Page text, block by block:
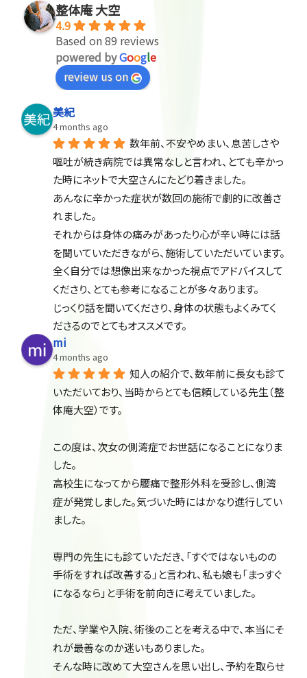
整体庵 大空
4.9
Based on 89 reviews
powered byGoogle
review us on
美紀
4 months ago
数年前、不安やめまい、息苦しさや
嘔吐が続き病院では異常なしと言われ、とても辛かっ
た時にネットで大空さんにたどり着きました。
あんなに辛かった症状が数回の施術で劇的に改善さ
れました。
それからは身体の痛みがあったり心が辛い時には話
を聞いていただきながら、施術していただいています。
全く自分では想像出来なかった視点でアドバイスして
くださり、とても参考になることが多々あります。
じっくり話を聞いてくださり、身体の状態もよくみてく
ださるのでとてもオススメです。
mi
4 months ago
知人の紹介で、数年前に長女も診て
いただいており、当時からとても信頼している先生（整
体庵大空）です。
この度は、次女の側湾症でお世話になることになりま
した。
高校生になってから腰痛で整形外科を受診し、側湾
症が発覚しました。気づいた時にはかなり進行してい
ました。
専門の先生にも診ていただき、「すぐではないものの
手術をすれば改善する」と言われ、私も娘も「まっすぐ
になるなら」と手術を前向きに考えていました。
ただ、学業や入院、術後のことを考える中で、本当にそ
れが最善なのか迷いもありました。
そんな時に改めて大空さんを思い出し、予約を取らせ